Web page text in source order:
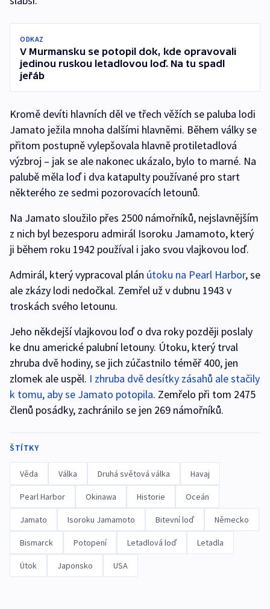
ODKAZ
V Murmansku se potopil dok, kde opravovali
jedinou ruskou letadlovou loď. Na tu spadl
jeřáb
Kromě devíti hlavních děl ve třech věžích se paluba lodi
Jamato ježila mnoha dalšími hlavněmi. Během války se
přitom postupně vylepšovala hlavně protiletadlová
výzbroj – jak se ale nakonec ukázalo, bylo to marné. Na
palubě měla loď i dva katapulty používané pro start
některého ze sedmi pozorovacích letounů.
Na Jamato sloužilo přes 2500 námořníků, nejslavnějším
z nich byl bezesporu admirál Isoroku Jamamoto, který
ji během roku 1942 používal i jako svou vlajkovou loď.
Admirál, který vypracoval plán útoku na Pearl Harbor, se
ale zkázy lodi nedočkal. Zemřel už v dubnu 1943 v
troskách svého letounu.
Jeho někdejší vlajkovou loď o dva roky později poslaly
ke dnu americké palubní letouny. Útoku, který trval
zhruba dvě hodiny, se jich zúčastnilo téměř 400, jen
zlomek ale uspěl. I zhruba dvě desítky zásahů ale stačily
k tomu, aby se Jamato potopila. Zemřelo při tom 2475
členů posádky, zachránilo se jen 269 námořníků.
ŠTÍTKY
Věda Válka Druhá světová válka Havaj
Pearl Harbor Okinawa Historie Oceán
Jamato Isoroku Jamamoto Bitevní loď Německo
Bismarck Potopení Letadlová loď Letadla
Útok Japonsko USA